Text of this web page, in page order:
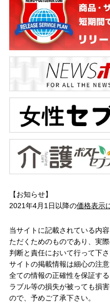
【お知らせ】
2021年4月1日以降の価格表示
当サイトに記載されている内
ただくためのものであり、実
判断と責任において行って下
サイトの掲載情報は細心の注
全ての情報の正確性を保証す
ラブル等の損失が被っても損
ので、予めご了承下さい。